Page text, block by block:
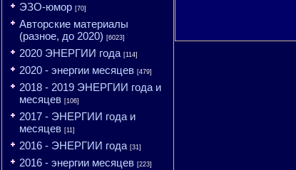
ЭЗО-юмор [70]
Авторские материалы
(разное, до 2020) [6023]
2020 ЭНЕРГИИ года [114]
2020 - энергии месяцев [479]
2018 - 2019 ЭНЕРГИИ года и
месяцев [106]
2017 - ЭНЕРГИИ года и
месяцев [11]
2016 - ЭНЕРГИИ года [31]
2016 - энергии месяцев [223]